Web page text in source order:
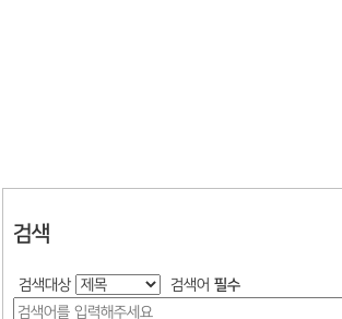
검색
검색대상 검색어 필수